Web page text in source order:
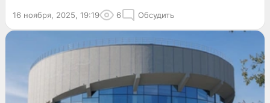
16 ноября, 2025, 19:19 6 Обсудить